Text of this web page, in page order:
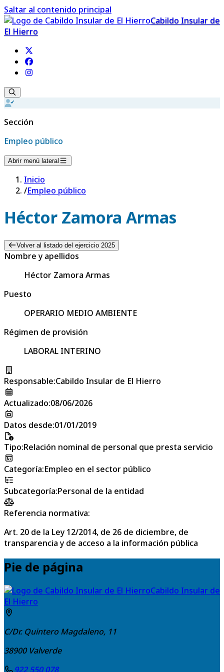
Saltar al contenido principal
Cabildo Insular de
El Hierro
Sección
Empleo público
Abrir menú lateral
Inicio
/Empleo público
Héctor Zamora Armas
Volver al listado del ejercicio 2025
Nombre y apellidos
Héctor Zamora Armas
Puesto
OPERARIO MEDIO AMBIENTE
Régimen de provisión
LABORAL INTERINO
Responsable:Cabildo Insular de El Hierro
Actualizado:08/06/2026
Datos desde:01/01/2019
Tipo:Relación nominal de personal que presta servicio
Categoría:Empleo en el sector público
Subcategoría:Personal de la entidad
Referencia normativa:
Art. 20 de la Ley 12/2014, de 26 de diciembre, de
transparencia y de acceso a la información pública
Pie de página
Cabildo Insular de
El Hierro
C/Dr. Quintero Magdaleno, 11
38900 Valverde
922 550 078